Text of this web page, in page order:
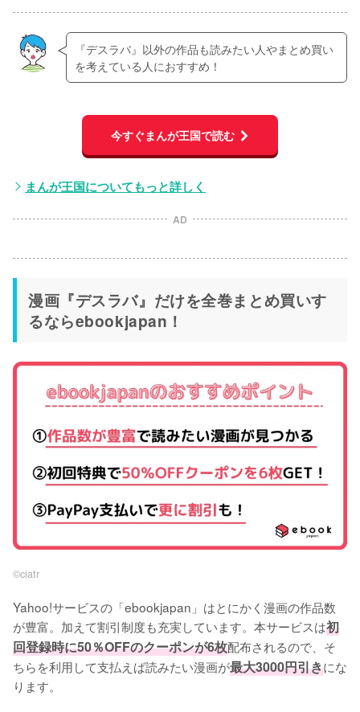
『デスラバ』以外の作品も読みたい人やまとめ買い
を考えている人におすすめ！
今すぐまんが王国で読む
まんが王国についてもっと詳しく
AD
漫画『デスラバ』だけを全巻まとめ買いす
るならebookjapan！
©︎ciatr
Yahoo!サービスの「ebookjapan」はとにかく漫画の作品数
が豊富。加えて割引制度も充実しています。本サービスは初
回登録時に50％OFFのクーポンが6枚配布されるので、そ
ちらを利用して支払えば読みたい漫画が最大3000円引きにな
ります。